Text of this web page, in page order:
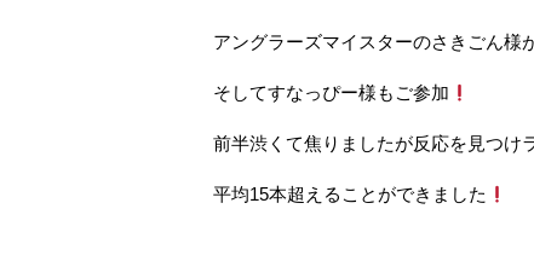
アングラーズマイスターのさきごん様
そしてすなっぴー様もご参加
前半渋くて焦りましたが反応を見つけ
平均15本超えることができました